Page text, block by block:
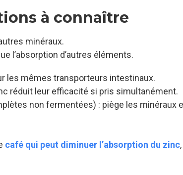
à connaître
minéraux.
l’absorption d’autres éléments.
les mêmes transporteurs intestinaux.
réduit leur efficacité si pris simultanément.
non fermentées) : piège les minéraux
café qui peut diminuer l’absorption du zinc